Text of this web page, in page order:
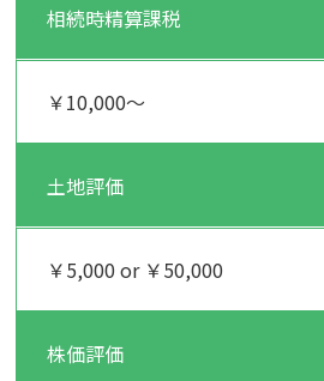
相続時精算課税
￥10,000～
土地評価
￥5,000 or ￥50,000
株価評価